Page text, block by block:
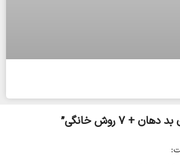
+ 7 روش خانگی ”